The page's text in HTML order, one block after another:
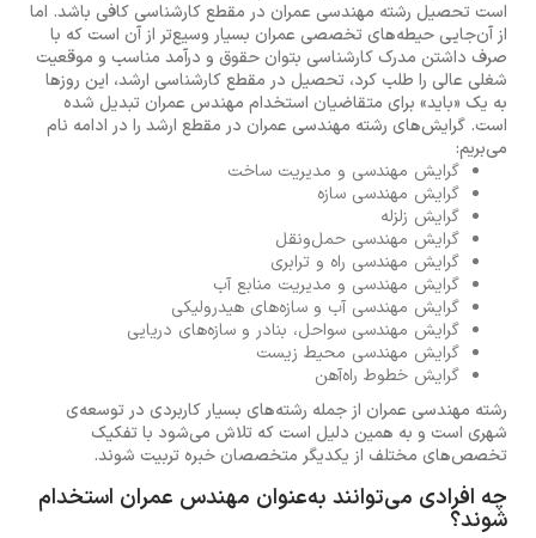
است تحصیل رشته مهندسی عمران در مقطع کارشناسی کافی باشد. اما
از آن‌جایی حیطه‌های تخصصی عمران بسیار وسیع‌تر از آن است که با
صرف داشتن مدرک کارشناسی بتوان حقوق و درآمد مناسب و موقعیت
شغلی عالی را طلب کرد، تحصیل در مقطع کارشناسی ارشد، این روزها
به یک «باید» برای متقاضیان استخدام مهندس عمران تبدیل شده
است. گرایش‌های رشته مهندسی عمران در مقطع ارشد را در ادامه نام
می‌بریم:
گرایش مهندسی و مدیریت ساخت
گرایش مهندسی سازه
گرایش زلزله
گرایش مهندسی حمل‌ونقل
گرایش مهندسی راه و ترابری
گرایش مهندسی و مدیریت منابع آب
گرایش مهندسی آب و سازه‌های هیدرولیکی
گرایش مهندسی سواحل، بنادر و سازه‌های دریایی
گرایش مهندسی محیط زیست
گرایش خطوط راه‌آهن
رشته مهندسی عمران از جمله رشته‌های بسیار کاربردی در توسعه‌ی
شهری است و به همین دلیل است که تلاش می‌شود با تفکیک
تخصص‌های مختلف از یکدیگر متخصصان خبره تربیت شوند.
چه افرادی می‌توانند به‌عنوان مهندس عمران استخدام
شوند؟